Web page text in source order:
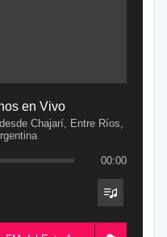
en Vivo
Chajarí, Entre Ríos,
00:00